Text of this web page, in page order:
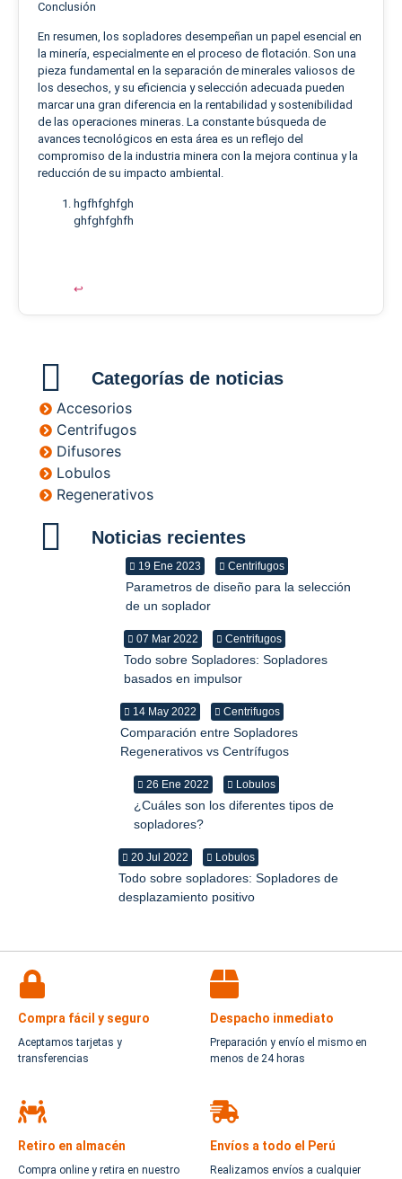
Conclusión
En resumen, los sopladores desempeñan un papel esencial en
la minería, especialmente en el proceso de flotación. Son una
pieza fundamental en la separación de minerales valiosos de
los desechos, y su eficiencia y selección adecuada pueden
marcar una gran diferencia en la rentabilidad y sostenibilidad
de las operaciones mineras. La constante búsqueda de
avances tecnológicos en esta área es un reflejo del
compromiso de la industria minera con la mejora continua y la
reducción de su impacto ambiental.
hgfhfghfgh
ghfghfghfh
↩︎
Categorías de noticias
Accesorios
Centrifugos
Difusores
Lobulos
Regenerativos
Noticias recientes
19 Ene 2023 Centrifugos
Parametros de diseño para la selección
de un soplador
07 Mar 2022 Centrifugos
Todo sobre Sopladores: Sopladores
basados ​​en impulsor
14 May 2022 Centrifugos
Comparación entre Sopladores
Regenerativos vs Centrífugos
26 Ene 2022 Lobulos
¿Cuáles son los diferentes tipos de
sopladores?
20 Jul 2022 Lobulos
Todo sobre sopladores: Sopladores de
desplazamiento positivo
Compra fácil y seguro
Aceptamos tarjetas y
transferencias
Despacho inmediato
Preparación y envío el mismo en
menos de 24 horas
Retiro en almacén
Compra online y retira en nuestro
Envíos a todo el Perú
Realizamos envíos a cualquier